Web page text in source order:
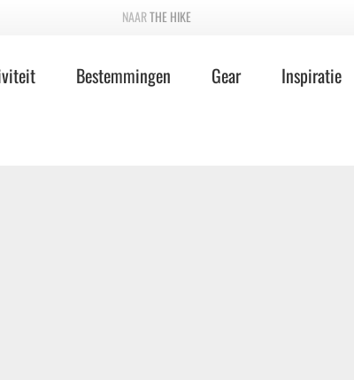
THE HIKE
Bestemmingen Gear Inspiratie